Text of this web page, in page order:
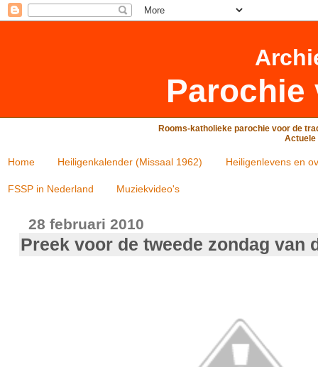
Parochie
Rooms-katholieke parochie voor de
Actuele
Home Heiligenkalender (Missaal 1962) Heiligenlevens en
FSSP in Nederland Muziekvideo's
28 februari 2010
Preek voor de tweede zondag van